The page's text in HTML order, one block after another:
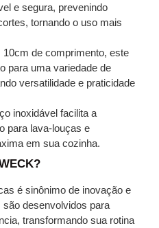
e segura, prevenindo
tornando o uso mais
10cm de comprimento, este
para uma variedade de
versatilidade e praticidade
inoxidável facilita a
para lava-louças e
em sua cozinha.
é sinônimo de inovação e
desenvolvidos para
transformando sua rotina